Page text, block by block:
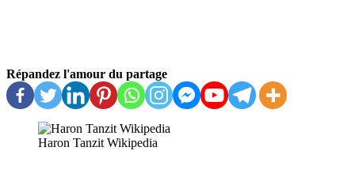
Répandez l'amour du partage
Haron Tanzit Wikipedia